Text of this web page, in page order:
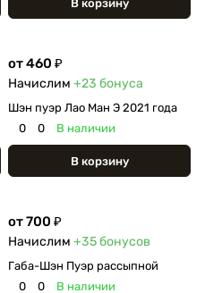
В корзину
от 460 ₽
Начислим +23 бонуса
Шэн пуэр Лао Ман Э 2021 года
0
0 В наличии
В корзину
от 700 ₽
Начислим +35бонусов
Габа-Шэн Пуэр рассыпной
0
0 В наличии